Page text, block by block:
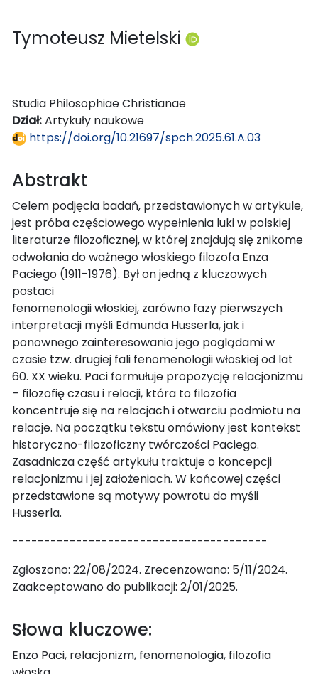
Tymoteusz Mietelski
Studia Philosophiae Christianae
Dział:Artykuły naukowe
https://doi.org/10.21697/spch.2025.61.A.03
Abstrakt
Celem podjęcia badań, przedstawionych w artykule,
jest próba częściowego wypełnienia luki w polskiej
literaturze filozoficznej, w której znajdują się znikome
odwołania do ważnego włoskiego filozofa Enza
Paciego (1911-1976). Był on jedną z kluczowych
postaci
fenomenologii włoskiej, zarówno fazy pierwszych
interpretacji myśli Edmunda Husserla, jak i
ponownego zainteresowania jego poglądami w
czasie tzw. drugiej fali fenomenologii włoskiej od lat
60. XX wieku. Paci formułuje propozycję relacjonizmu
– filozofię czasu i relacji, która to filozofia
koncentruje się na relacjach i otwarciu podmiotu na
relacje. Na początku tekstu omówiony jest kontekst
historyczno-filozoficzny twórczości Paciego.
Zasadnicza część artykułu traktuje o koncepcji
relacjonizmu i jej założeniach. W końcowej części
przedstawione są motywy powrotu do myśli
Husserla.
----------------------------------------
Zgłoszono: 22/08/2024. Zrecenzowano: 5/11/2024.
Zaakceptowano do publikacji: 2/01/2025.
Słowa kluczowe:
Enzo Paci, relacjonizm, fenomenologia, filozofia